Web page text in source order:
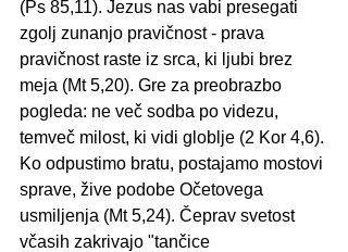
(Ps 85,11). Jezus nas vabi presegati
zgolj zunanjo pravičnost - prava
pravičnost raste iz srca, ki ljubi brez
meja (Mt 5,20). Gre za preobrazbo
pogleda: ne več sodba po videzu,
temveč milost, ki vidi globlje (2 Kor 4,6).
Ko odpustimo bratu, postajamo mostovi
sprave, žive podobe Očetovega
usmiljenja (Mt 5,24). Čeprav svetost
včasih zakrivajo "tančice